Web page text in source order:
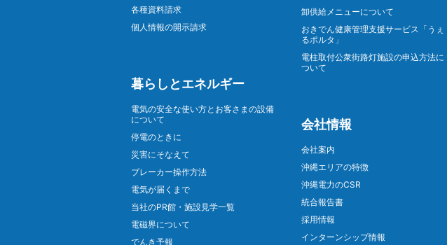
各種資料請求
個人情報の開示請求
暮らしとエネルギー
電気の安全な使い方とお客さまの設備
について
停電のときに
災害にそなえて
ブレーカー操作方法
電気が届くまで
当社のPR館・施設見学一覧
電磁界について
でんき予報
卸供給メニューについて
おきでん健康管理支援サービス「うぇ
るポルタ」
電柱取付公衆街路灯施設の申込方法に
ついて
会社情報
会社案内
沖縄エリアの特徴
沖縄電力のCSR
統合報告書
採用情報
インターンシップ情報